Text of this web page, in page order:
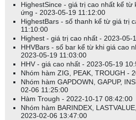
HighestSince - giá trị cao nhất kể
ứng - 2023-05-19 11:12:00
HighestBars - số thanh kể từ giá trị
11:10:00
Highest - giá trị cao nhất - 2023-05-
HHVBars - số bar kể từ khi giá cao
2023-05-19 11:03:00
HHV - giá cao nhất - 2023-05-19
Nhóm hàm ZIG, PEAK, TROUGH -
Nhóm hàm GAPDOWN, GAPUP,
02-06 11:25:00
Hàm Trough - 2022-10-17 08:42:00
Nhóm hàm BARINDEX,
2023-02-06 13:47:00